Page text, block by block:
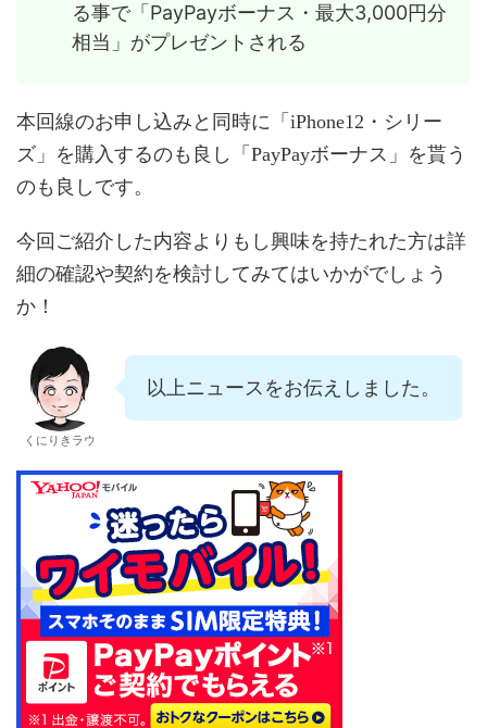
る事で「PayPayボーナス・最大3,000円分
相当」がプレゼントされる
本回線のお申し込みと同時に「iPhone12・シリー
ズ」を購入するのも良し「PayPayボーナス」を貰う
のも良しです。
今回ご紹介した内容よりもし興味を持たれた方は詳
細の確認や契約を検討してみてはいかがでしょう
か！
くにりきラウ
以上ニュースをお伝えしました。